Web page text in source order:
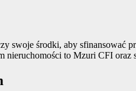
środki, aby sfinansować
to Mzuri CFI